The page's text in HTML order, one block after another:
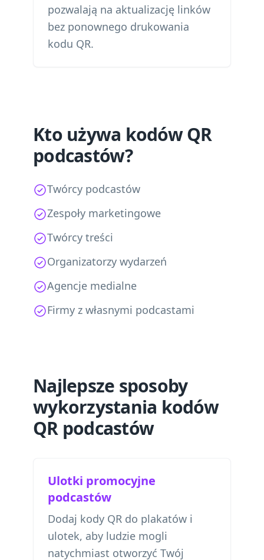
pozwalają na aktualizację linków
bez ponownego drukowania
kodu QR.
Kto używa kodów QR
podcastów?
Twórcy podcastów
Zespoły marketingowe
Twórcy treści
Organizatorzy wydarzeń
Agencje medialne
Firmy z własnymi podcastami
Najlepsze sposoby
wykorzystania kodów
QR podcastów
Ulotki promocyjne
podcastów
Dodaj kody QR do plakatów i
ulotek, aby ludzie mogli
natychmiast otworzyć Twój